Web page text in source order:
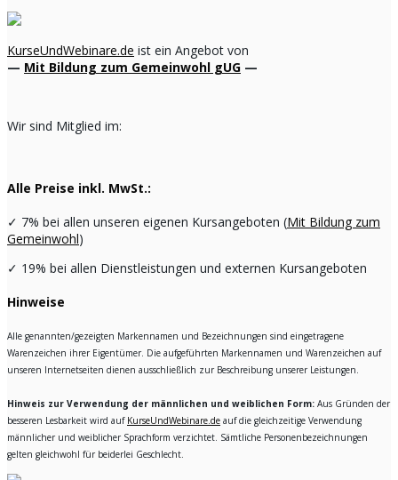
KurseUndWebinare.de ist ein Angebot von
— Mit Bildung zum Gemeinwohl gUG —
Wir sind Mitglied im:
Alle Preise inkl. MwSt.:
✓ 7% bei allen unseren eigenen Kursangeboten (Mit Bildung zum
Gemeinwohl)
✓ 19% bei allen Dienstleistungen und externen Kursangeboten
Hinweise
Alle genannten/gezeigten Markennamen und Bezeichnungen sind eingetragene
Warenzeichen ihrer Eigentümer. Die aufgeführten Markennamen und Warenzeichen auf
unseren Internetseiten dienen ausschließlich zur Beschreibung unserer Leistungen.
Hinweis zur Verwendung der männlichen und weiblichen Form: Aus Gründen der
besseren Lesbarkeit wird auf KurseUndWebinare.de auf die gleichzeitige Verwendung
männlicher und weiblicher Sprachform verzichtet. Sämtliche Personenbezeichnungen
gelten gleichwohl für beiderlei Geschlecht.